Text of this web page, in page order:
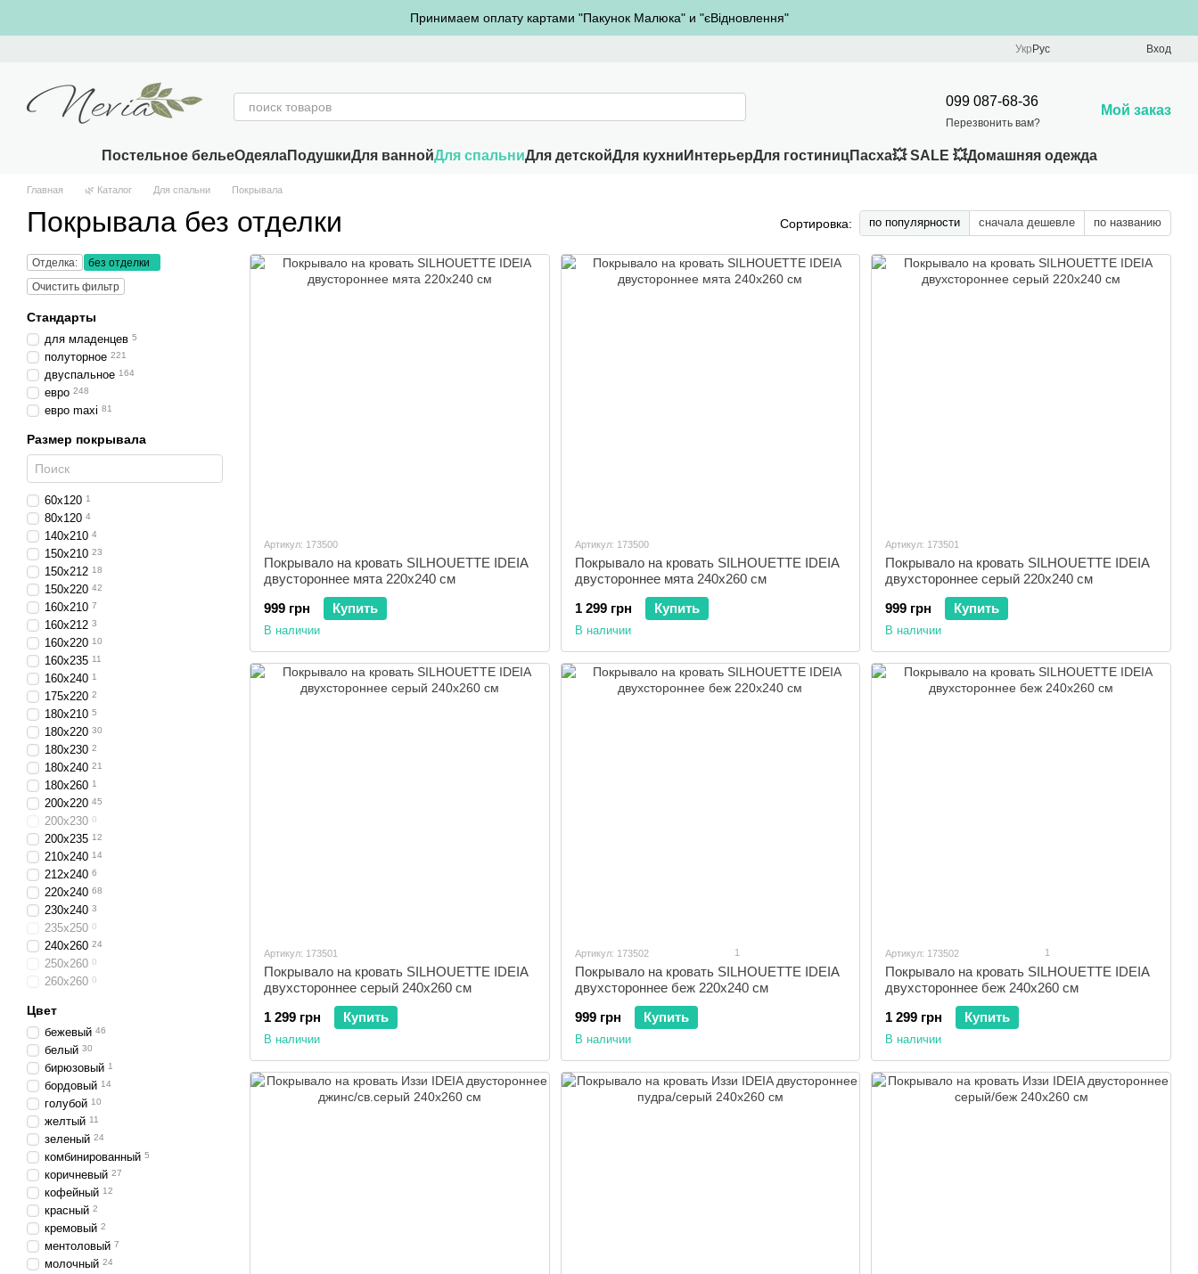
Принимаем оплату картами "Пакунок Малюка" и "єВідновлення"
Укр Рус Вход
099 087-68-36
Перезвонить вам?
Мой заказ
Постельное бельеОдеялаПодушкиДля ваннойДля спальниДля детскойДля кухни ИнтерьерДля гостиницПасха💥 SALE 💥Домашняя одежда
Главная 🌿 Каталог Для спальни Покрывала
Покрывала без отделки Сортировка: по популярности сначала дешевле по названию
Артикул: 173500
Покрывало на кровать SILHOUETTE IDEIA
двустороннее мята 220x240 см
999 грн
Купить
В наличии
Артикул: 173500
Покрывало на кровать SILHOUETTE IDEIA
двустороннее мята 240x260 см
1 299 грн
Купить
В наличии
Артикул: 173501
Покрывало на кровать SILHOUETTE IDEIA
двухстороннее серый 220x240 см
999 грн
Купить
В наличии
Артикул: 173501
Покрывало на кровать SILHOUETTE IDEIA
двухстороннее серый 240x260 см
1 299 грн
Купить
В наличии
Артикул: 173502 1
Покрывало на кровать SILHOUETTE IDEIA
двухстороннее беж 220x240 см
999 грн
Купить
В наличии
Артикул: 173502 1
Покрывало на кровать SILHOUETTE IDEIA
двухстороннее беж 240x260 см
1 299 грн
Купить
В наличии
Отделка:
без отделки
Очистить фильтр
Стандарты
для младенцев 5
полуторное 221
двуспальное 164
евро 248
евро maxi 81
Размер покрывала
60x120 1
80x120 4
140x210 4
150x210 23
150x212 18
150x220 42
160x210 7
160x212 3
160x220 10
160x235 11
160x240 1
175x220 2
180x210 5
180x220 30
180x230 2
180x240 21
180x260 1
200x220 45
200x230 0
200x235 12
210x240 14
212x240 6
220x240 68
230x240 3
235x250 0
240x260 24
250x260 0
260x260 0
Цвет
бежевый 46
белый 30
бирюзовый 1
бордовый 14
голубой 10
желтый 11
зеленый 24
комбинированный 5
коричневый 27
кофейный 12
красный 2
кремовый 2
ментоловый 7
молочный 24